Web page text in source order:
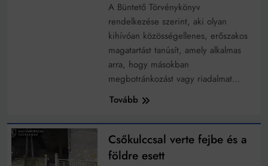
A Büntető Törvénykönyv
rendelkezése szerint, aki olyan
kihívóan közösségellenes, erőszakos
magatartást tanúsít, amely alkalmas
arra, hogy másokban
megbotránkozást vagy riadalmat…
Tovább
Csőkulccsal verte fejbe és a
földre esett